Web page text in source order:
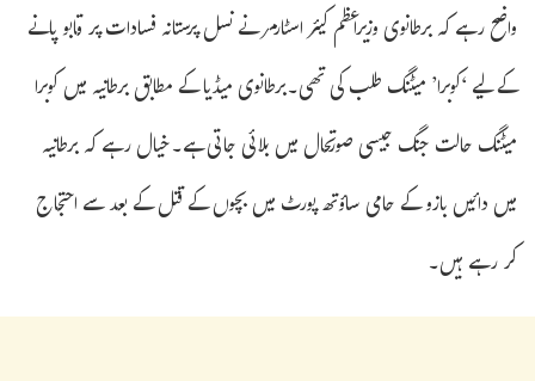
واضح رہے کہ برطانوی وزیراعظم کیئر اسٹارمر نے نسل پرستانہ فسادات پر قابو پانے
کے لیے ‘کوبرا’ میٹنگ طلب کی تھی۔برطانوی میڈیا کے مطابق برطانیہ میں کوبرا
میٹنگ حالت جنگ جیسی صورتحال میں بلائی جاتی ہے۔خیال رہے کہ برطانیہ
میں دائيں بازو کے حامی ساؤتھ پورٹ میں بچوں کے قتل کے بعد سے احتجاج
کر رہے ہیں۔